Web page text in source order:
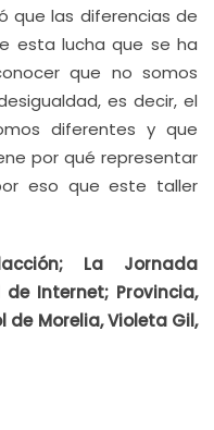
que las diferencias de
esta lucha que se ha
que no somos
es decir, el
diferentes y que
por qué representar
eso que este taller
La Jornada
de Internet; Provincia,
de Morelia, Violeta Gil,